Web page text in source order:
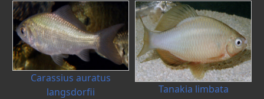
Carassius auratus
langsdorfii
Tanakia limbata